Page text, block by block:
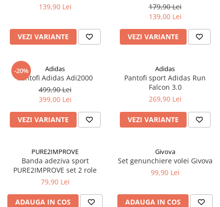
139,90 Lei
VEZI VARIANTE
179,90 Lei
139,00 Lei
VEZI VARIANTE
-20% Adidas
Pantofi Adidas Adi2000
499,90 Lei
399,00 Lei
VEZI VARIANTE
Adidas
Pantofi sport Adidas Run
Falcon 3.0
269,90 Lei
VEZI VARIANTE
PURE2IMPROVE
Banda adeziva sport
PURE2IMPROVE set 2 role
79,90 Lei
ADAUGA IN COS
Givova
Set genunchiere volei Givova
99,90 Lei
ADAUGA IN COS